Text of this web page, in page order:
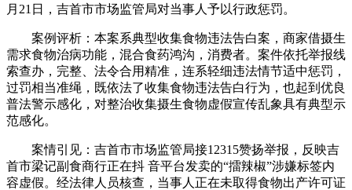
月21日，吉首市市场监管局对当事人予以行政惩罚。
案例评析：本案系典型收集食物违法告白案，商家借摄生
需求食物治病功能，混合食药鸿沟，消费者。案件依托举报线
索查办，完整、法令合用精准，连系轻细违法情节适中惩罚，
过罚相当准绳，既依法了收集食物违法告白行为，也起到优良
普法警示感化，对整治收集摄生食物虚假宣传乱象具有典型示
范感化。
案情引见：吉首市市场监管局接12315赞扬举报，反映吉
首市梁记副食商行正在抖 音平台发卖的“擂辣椒”涉嫌标签内
容虚假。经法律人员核查，当事人正在未取得食物出产许可证